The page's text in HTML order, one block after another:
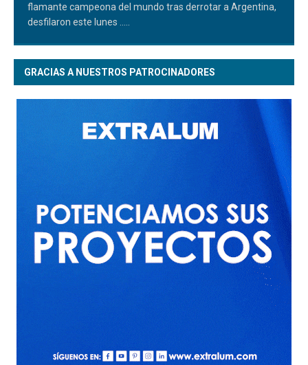
flamante campeona del mundo tras derrotar a Argentina,
desfilaron este lunes
GRACIAS A NUESTROS PATROCINADORES